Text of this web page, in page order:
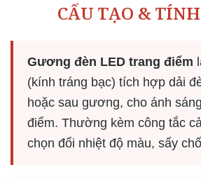
CẤU TẠO &
Gương đèn LED trang điểm
(kính tráng bạc) tích hợp dải
hoặc sau gương, cho ánh
điểm. Thường kèm công tắc
chọn đổi nhiệt độ màu, sấy